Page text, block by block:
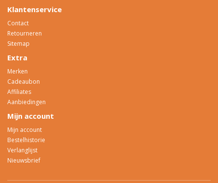
Klantenservice
Contact
Retourneren
Sitemap
Extra
Merken
Cadeaubon
Affiliates
Aanbiedingen
Mijn account
Mijn account
Bestelhistorie
Verlanglijst
Nieuwsbrief